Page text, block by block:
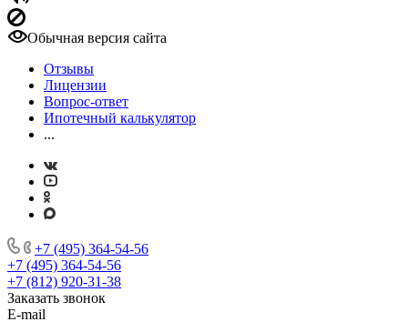
Обычная версия сайта
Отзывы
Лицензии
Вопрос-ответ
Ипотечный калькулятор
...
+7 (495) 364-54-56
+7 (495) 364-54-56
+7 (812) 920-31-38
Заказать звонок
E-mail